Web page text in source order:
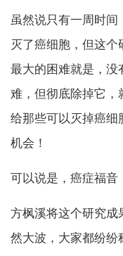
虽然说只有一周时间
灭了癌细胞，但这
最大的困难就是，没
难，但彻底除掉它，
给那些可以灭掉癌细
机会！
可以说是，癌症福音
方枫溪将这个研究成
然大波，大家都纷纷